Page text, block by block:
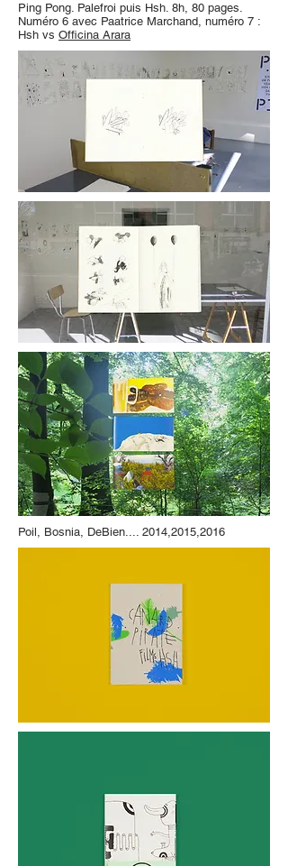
Ping Pong. Palefroi puis Hsh. 8h, 80 pages.
Numéro 6 avec Paatrice Marchand, numéro 7 :
Hsh vs Officina Arara
Poil, Bosnia, DeBien.... 2014,2015,2016